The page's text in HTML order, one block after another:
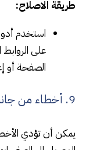
طريقة الاصلاح:
على
الصفحة أو
9. أخطاء من جانب الخادم